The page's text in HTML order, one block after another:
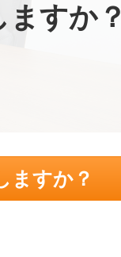
すか？
ますか？